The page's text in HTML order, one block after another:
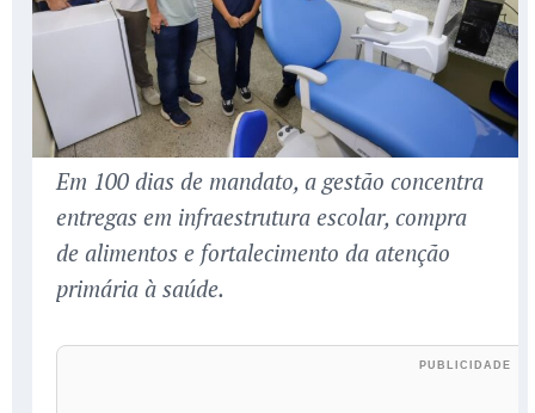
Em 100 dias de mandato, a gestão concentra
entregas em infraestrutura escolar, compra
de alimentos e fortalecimento da atenção
primária à saúde.